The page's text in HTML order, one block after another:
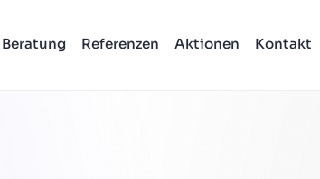
Beratung Referenzen Aktionen Kontakt